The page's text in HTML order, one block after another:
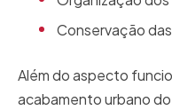
Conservação
Além do aspecto
acabamento urbano